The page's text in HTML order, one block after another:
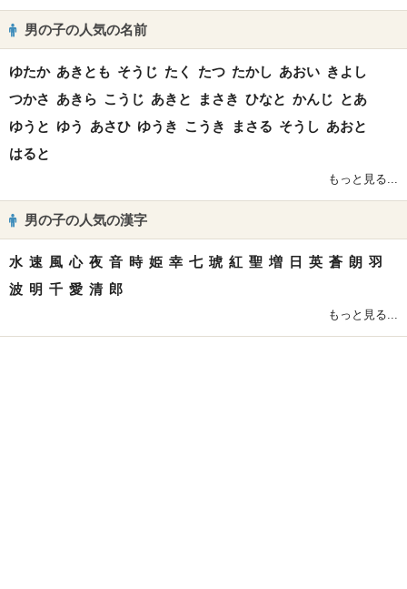
男の子の人気の名前
ゆたか あきとも そうじ たく たつ たかし あおい きよし
つかさ あきら こうじ あきと まさき ひなと かんじ とあ
ゆうと ゆう あさひ ゆうき こうき まさる そうし あおと
はると
もっと見る...
男の子の人気の漢字
水 速 風 心 夜 音 時 姫 幸 七 琥 紅 聖 増 日 英 蒼 朗 羽
波 明 千 愛 清 郎
もっと見る...